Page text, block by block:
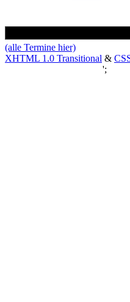
(alle Termine hier)
XHTML 1.0 Transitional &
';